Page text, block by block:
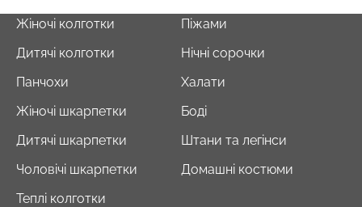
Жіночі колготки
Дитячі колготки
Панчохи
Жіночі шкарпетки
Дитячі шкарпетки
Чоловічі шкарпетки
Теплі колготки
Піжами
Нічні сорочки
Халати
Боді
Штани та легінси
Домашні костюми